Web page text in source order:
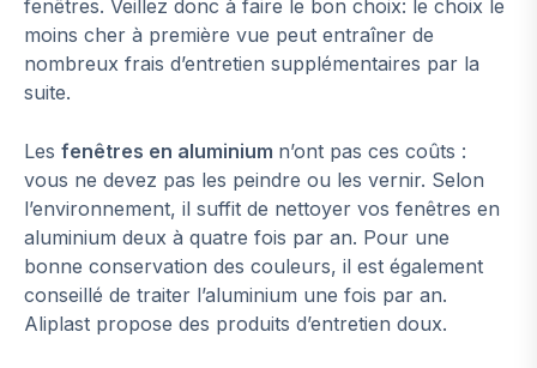
fenêtres. Veillez donc à faire le bon choix: le choix le
moins cher à première vue peut entraîner de
nombreux frais d’entretien supplémentaires par la
suite.
Les fenêtres en aluminium n’ont pas ces coûts :
vous ne devez pas les peindre ou les vernir. Selon
l’environnement, il suffit de nettoyer vos fenêtres en
aluminium deux à quatre fois par an. Pour une
bonne conservation des couleurs, il est également
conseillé de traiter l’aluminium une fois par an.
Aliplast propose des produits d’entretien doux.